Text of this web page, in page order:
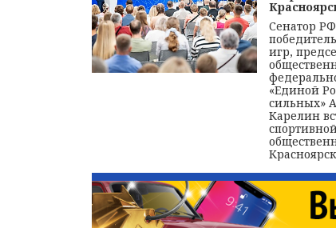
Сенатор
игр,
«Единой
сильных»
Карелин